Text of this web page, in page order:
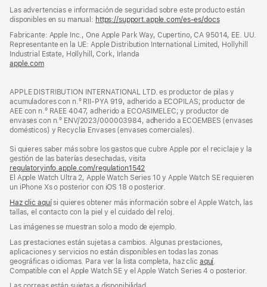
Las advertencias e información de seguridad sobre este producto están
disponibles en su manual: https://support.apple.com/es-es/docs(se
en
una
Fabricante: Apple Inc., One Apple Park Way, Cupertino, CA 95014, EE. UU.
Representante en la UE: Apple Distribution International Limited, Hollyhill
Industrial Estate, Hollyhill, Cork, Irlanda
apple.com(se
una
ventana
nueva)
APPLE DISTRIBUTION INTERNATIONAL LTD. es productor de pilas y
acumuladores con n.º RII-PYA 919, adherido a ECOPILAS; productor de
AEE con n.º RAEE 4047, adherido a ECOASIMELEC; y productor de
envases con n.º ENV/2023/000003984, adherido a ECOEMBES (envases
domésticos) y Recyclia Envases (envases comerciales).
Si quieres saber más sobre los gastos que cubre Apple por el reciclaje y la
gestión de las baterías desechadas, visita
regulatoryinfo.apple.com/regulation1542
abre
en
ventana
nueva)
El Apple Watch Ultra 2, Apple Watch Series 10 y Apple Watch SE requieren
un iPhone Xs o posterior con iOS 18 o posterior.
Haz clic aquísi quieres obtener más información sobre el Apple Watch, las
tallas, el contacto con la piel y el cuidado del reloj.
Las imágenes se muestran solo a modo de ejemplo.
Las prestaciones están sujetas a cambios. Algunas prestaciones,
aplicaciones y servicios no están disponibles en todas las zonas
geográficas o idiomas. Para ver la lista completa, haz clic aquí
Compatible con el Apple Watch SE y el Apple Watch Series 4 o posterior.